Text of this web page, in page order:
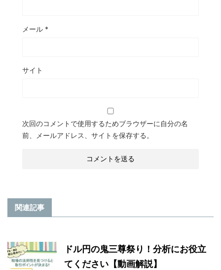
メール *
サイト
次回のコメントで使用するためブラウザーに自分の名
前、メールアドレス、サイトを保存する。
関連記事
ドル円の鬼三尊祭り！分析にお役立
てください【動画解説】